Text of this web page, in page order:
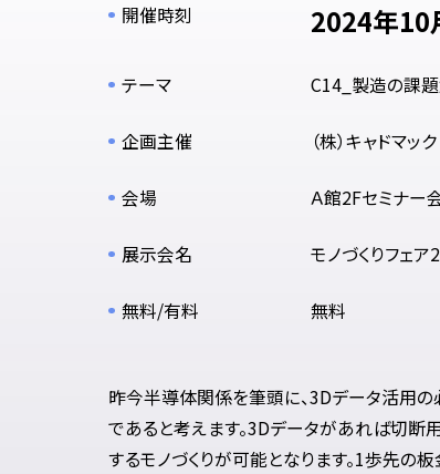
開催時刻 2024年10
テーマ C14_製造の課
企画主催 （株）キャドマック
会場 Ａ館2Fセミナー
展示会名 モノづくりフェ
無料/有料 無料
昨今半導体関係を筆頭に、3Dデータ活用の
であると考えます。3Dデータがあれば切
するモノづくりが可能となります。1歩先の